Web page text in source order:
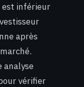
est inférieur
après
analyse
vérifier